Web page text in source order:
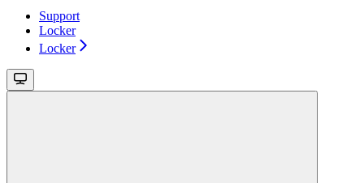
Support
Locker
Locker